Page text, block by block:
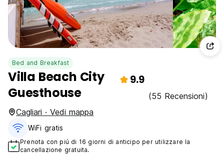
Bed and Breakfast
Villa Beach City
Guesthouse
9.9
(55 Recensioni)
Cagliari · Vedi mappa
WiFi gratis
Prenota con piú di 16 giorni di anticipo per utilizzare la
cancellazione gratuita.